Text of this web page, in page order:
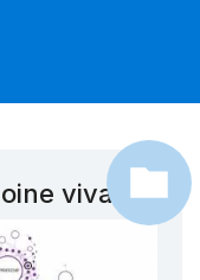
vivant !